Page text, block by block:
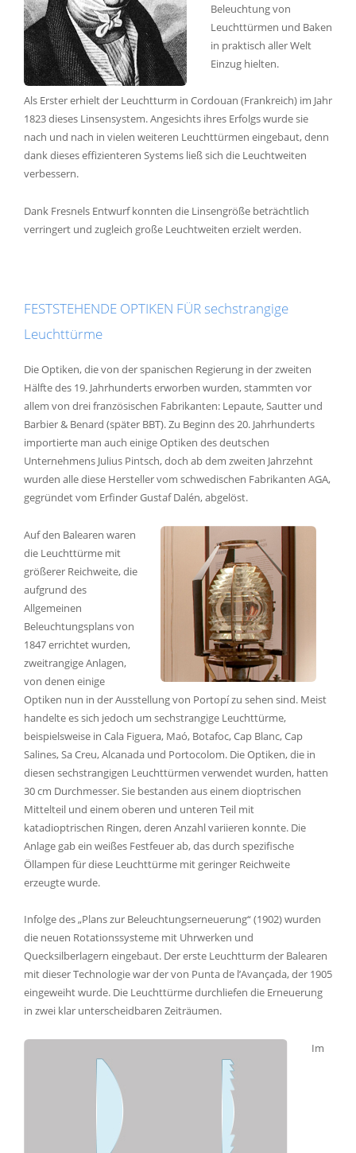
Beleuchtung von
Leuchttürmen und Baken
in praktisch aller Welt
Einzug hielten.
Als Erster erhielt der Leuchtturm in Cordouan (Frankreich) im Jahr
1823 dieses Linsensystem. Angesichts ihres Erfolgs wurde sie
nach und nach in vielen weiteren Leuchttürmen eingebaut, denn
dank dieses effizienteren Systems ließ sich die Leuchtweiten
verbessern.
Dank Fresnels Entwurf konnten die Linsengröße beträchtlich
verringert und zugleich große Leuchtweiten erzielt werden.
FESTSTEHENDE OPTIKEN FÜR sechstrangige
Leuchttürme
Die Optiken, die von der spanischen Regierung in der zweiten
Hälfte des 19. Jahrhunderts erworben wurden, stammten vor
allem von drei französischen Fabrikanten: Lepaute, Sautter und
Barbier & Benard (später BBT). Zu Beginn des 20. Jahrhunderts
importierte man auch einige Optiken des deutschen
Unternehmens Julius Pintsch, doch ab dem zweiten Jahrzehnt
wurden alle diese Hersteller vom schwedischen Fabrikanten AGA,
gegründet vom Erfinder Gustaf Dalén, abgelöst.
Auf den Balearen waren
die Leuchttürme mit
größerer Reichweite, die
aufgrund des
Allgemeinen
Beleuchtungsplans von
1847 errichtet wurden,
zweitrangige Anlagen,
von denen einige
Optiken nun in der Ausstellung von Portopí zu sehen sind. Meist
handelte es sich jedoch um sechstrangige Leuchttürme,
beispielsweise in Cala Figuera, Maó, Botafoc, Cap Blanc, Cap
Salines, Sa Creu, Alcanada und Portocolom. Die Optiken, die in
diesen sechstrangigen Leuchttürmen verwendet wurden, hatten
30 cm Durchmesser. Sie bestanden aus einem dioptrischen
Mittelteil und einem oberen und unteren Teil mit
katadioptrischen Ringen, deren Anzahl variieren konnte. Die
Anlage gab ein weißes Festfeuer ab, das durch spezifische
Öllampen für diese Leuchttürme mit geringer Reichweite
erzeugte wurde.
Infolge des „Plans zur Beleuchtungserneuerung“ (1902) wurden
die neuen Rotationssysteme mit Uhrwerken und
Quecksilberlagern eingebaut. Der erste Leuchtturm der Balearen
mit dieser Technologie war der von Punta de l’Avançada, der 1905
eingeweiht wurde. Die Leuchttürme durchliefen die Erneuerung
in zwei klar unterscheidbaren Zeiträumen.
Im